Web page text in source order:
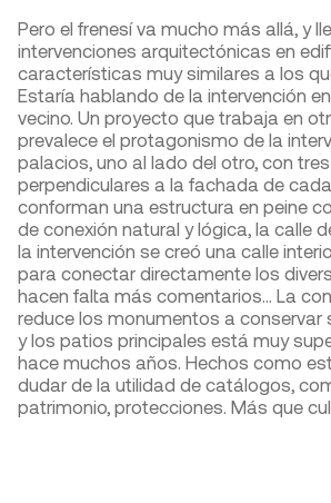
Pero el frenesí va mucho más allá, y
intervenciones arquitectónicas en
características muy similares a los
Estaría hablando de la intervención
vecino. Un proyecto que trabaja en
prevalece el protagonismo de la
palacios, uno al lado del otro, con
perpendiculares a la fachada de
conforman una estructura en peine
de conexión natural y lógica, la calle
la intervención se creó una calle
para conectar directamente los
hacen falta más comentarios… La
reduce los monumentos a conservar
y los patios principales está muy
hace muchos años. Hechos como
dudar de la utilidad de catálogos,
patrimonio, protecciones. Más que